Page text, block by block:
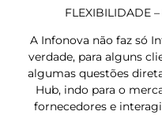
FLEXIBILIDADE
A Infonova não faz só
verdade, para alguns
algumas questões
Hub, indo para o
fornecedores e